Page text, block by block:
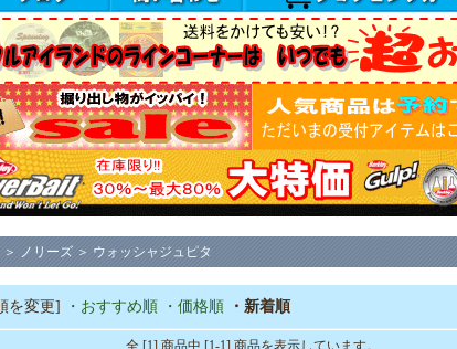
＞ ノリーズ ＞ ウォッシャジュピタ
を変更] ・おすすめ順 ・価格順 ・新着順
全 [1] 商品中 [1-1] 商品を表示しています。